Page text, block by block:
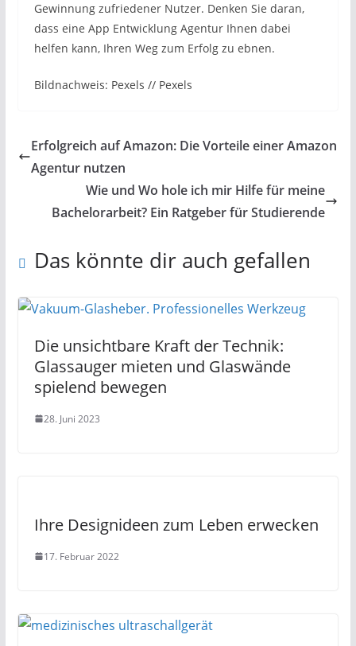
Gewinnung zufriedener Nutzer. Denken Sie daran,
dass eine App Entwicklung Agentur Ihnen dabei
helfen kann, Ihren Weg zum Erfolg zu ebnen.
Bildnachweis: Pexels // Pexels
Erfolgreich auf Amazon: Die Vorteile einer Amazon
Agentur nutzen
Wie und Wo hole ich mir Hilfe für meine
Bachelorarbeit? Ein Ratgeber für Studierende
Das könnte dir auch gefallen
Die unsichtbare Kraft der Technik:
Glassauger mieten und Glaswände
spielend bewegen
28. Juni 2023
Ihre Designideen zum Leben erwecken
17. Februar 2022